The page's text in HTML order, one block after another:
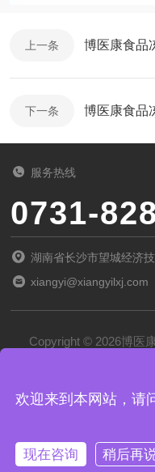
上一条 博医康食品
下一条 博医康食品
服务热线
0731-
湖南省长沙市望城经济
xiangyi@xiangyilxj.com
Copyright © 2026博医
京公网安备
欢迎来到本网站，请
现在咨询 稍后再